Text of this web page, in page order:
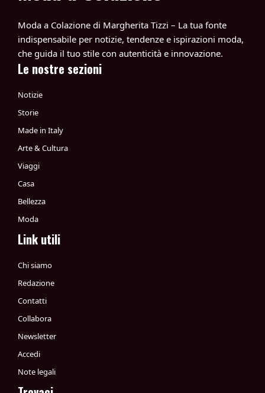
Moda a Colazione di Margherita Tizzi – La tua fonte
indispensabile per notizie, tendenze e ispirazioni moda,
che guida il tuo stile con autenticità e innovazione.
Le nostre sezioni
Notizie
Storie
Made in Italy
Arte & Cultura
Viaggi
Casa
Bellezza
Moda
Link utili
Chi siamo
Redazione
Contatti
Collabora
Newsletter
Accedi
Note legali